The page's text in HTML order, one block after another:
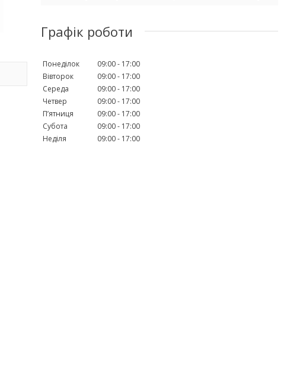
Графік роботи
Понеділок 09:00
17:00
Вівторок
09:00
17:00
Середа
09:00
17:00
Четвер
09:00
17:00
Пʼятниця
09:00
17:00
Субота
09:00
17:00
Неділя
09:00 17:00